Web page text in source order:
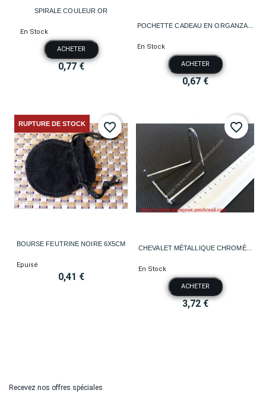
SPIRALE COULEUR OR
En Stock
ACHETER
0,77 €
POCHETTE CADEAU EN ORGANZA...
En Stock
ACHETER
0,67 €
BOURSE FEUTRINE NOIRE 6X5CM
Epuisé
0,41 €
RUPTURE DE STOCK favorite_border
CHEVALET MÉTALLIQUE CHROMÉ...
En Stock
ACHETER
3,72 €
favorite_border
Recevez nos offres spéciales